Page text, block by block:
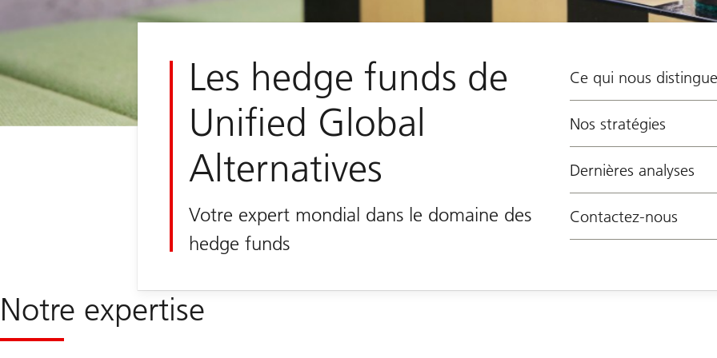
Les hedge funds de
Unified Global
Alternatives
Votre expert mondial dans le domaine des
hedge funds
Ce qui nous distingue
Nos stratégies
Dernières analyses
Contactez-nous
Notre expertise